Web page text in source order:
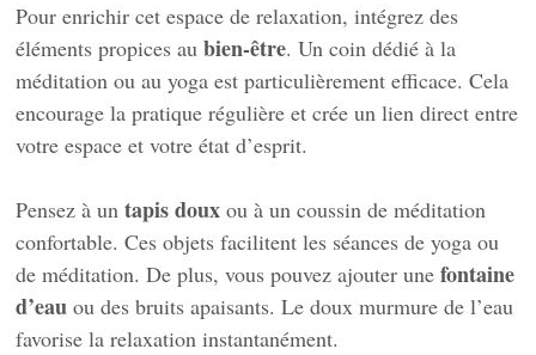
Pour enrichir cet espace de relaxation, intégrez des
éléments propices aubien-être. Un coin dédié à la
méditation ou au yoga est particulièrement efficace. Cela
encourage la pratique régulière et crée un lien direct entre
votre espace et votre état d’esprit.
Pensez à untapis doux ou à un coussin de méditation
confortable. Ces objets facilitent les séances de yoga ou
de méditation. De plus, vous pouvez ajouter unefontaine
d’eau ou des bruits apaisants. Le doux murmure de l’eau
favorise la relaxation instantanément.